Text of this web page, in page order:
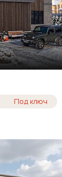
Под ключ